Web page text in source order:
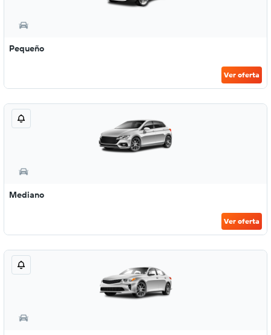
Pequeño
Ver oferta
Mediano
Ver oferta